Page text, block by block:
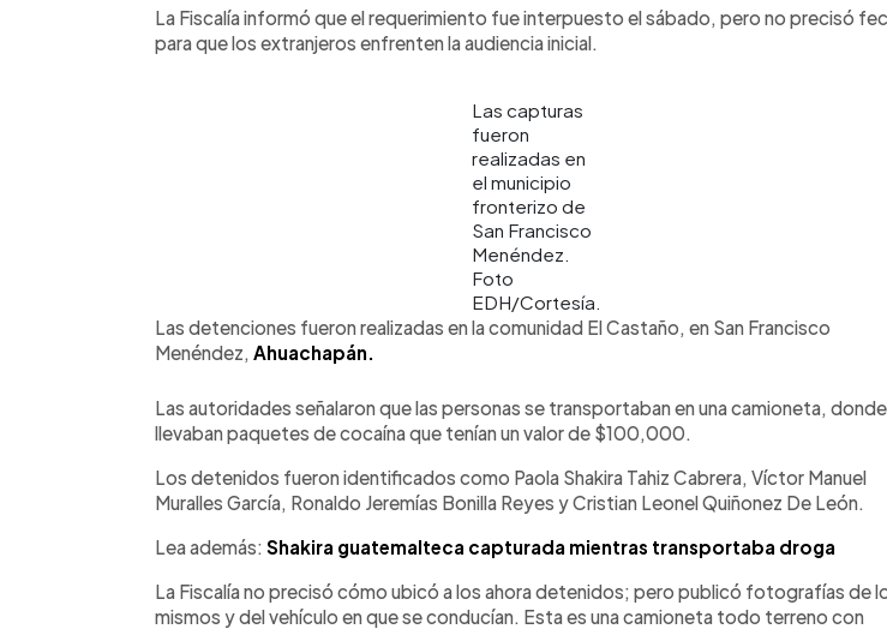
La Fiscalía informó que el requerimiento fue interpuesto el sábado, pero no precisó
para que los extranjeros enfrenten la audiencia inicial.
Las capturas
fueron
realizadas en
el municipio
fronterizo de
San Francisco
Menéndez.
Foto
EDH/Cortesía.
Las detenciones fueron realizadas en la comunidad El Castaño, en San Francisco
Menéndez, Ahuachapán.
Las autoridades señalaron que las personas se transportaban en una camioneta, donde
llevaban paquetes de cocaína que tenían un valor de $100,000.
Los detenidos fueron identificados como Paola Shakira Tahiz Cabrera, Víctor Manuel
Muralles García, Ronaldo Jeremías Bonilla Reyes y Cristian Leonel Quiñonez De León.
Lea además: Shakira guatemalteca capturada mientras transportaba droga
La Fiscalía no precisó cómo ubicó a los ahora detenidos; pero publicó fotografías de
mismos y del vehículo en que se conducían. Esta es una camioneta todo terreno con